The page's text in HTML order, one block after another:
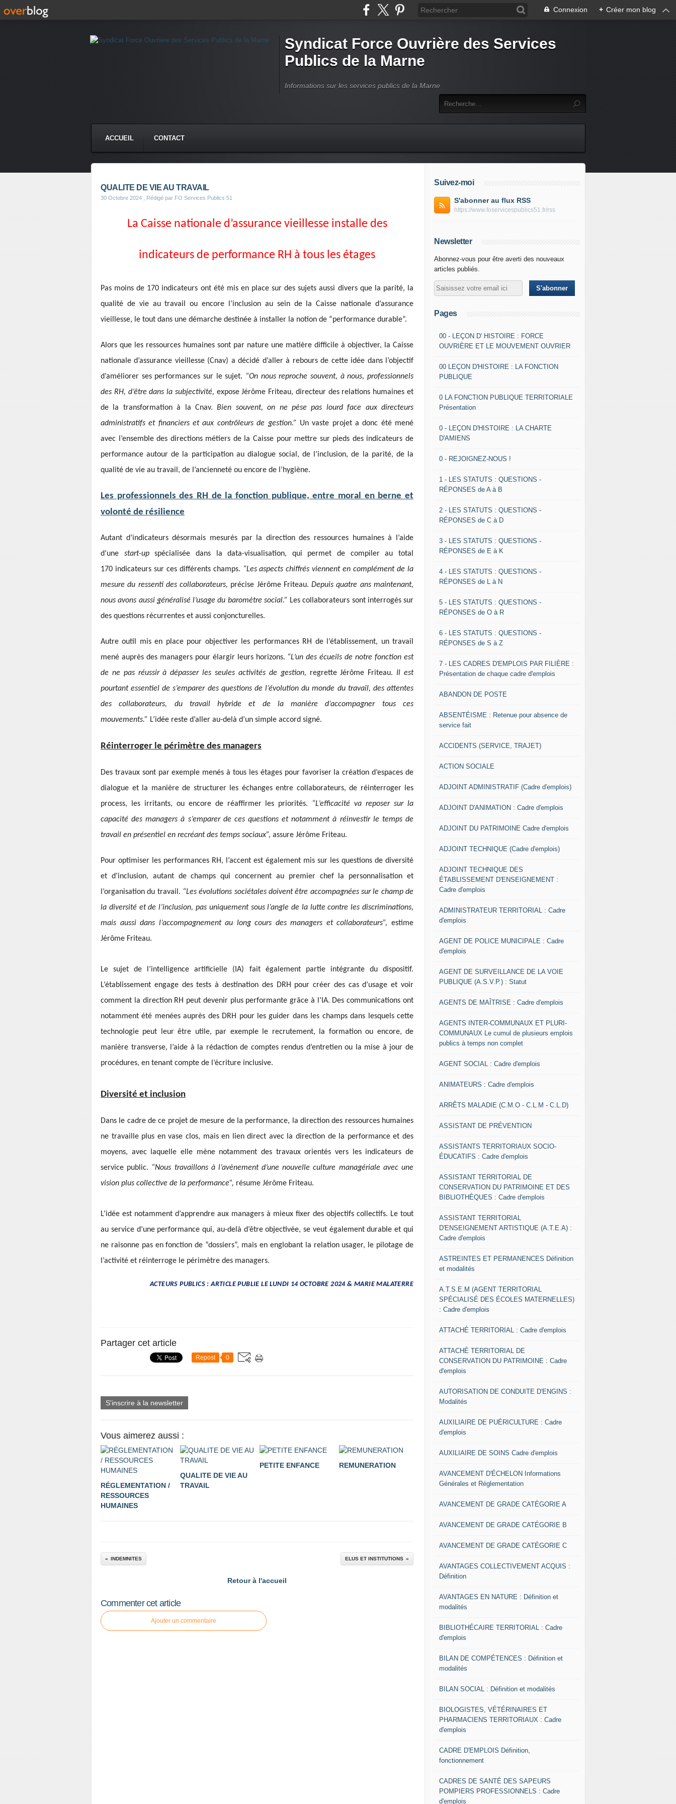
Connexion + Créer mon blog
Syndicat Force Ouvrière des Services
Publics de la Marne
Informations sur les services publics de la Marne
ACCUEIL CONTACT
QUALITE DE VIE AU TRAVAIL
30 Octobre 2024 , Rédigé par FO Services Publics 51
La Caisse nationale d’assurance vieillesse installe des
indicateurs de performance RH à tous les étages
Pas moins de 170 indicateurs ont été mis en place sur des sujets aussi divers que la parité, la
qualité de vie au travail ou encore l’inclusion au sein de la Caisse nationale d’assurance
vieillesse, le tout dans une démarche destinée à installer la notion de “performance durable”.
Alors que les ressources humaines sont par nature une matière difficile à objectiver, la Caisse
nationale d’assurance vieillesse (Cnav) a décidé d’aller à rebours de cette idée dans l’objectif
d’améliorer ses performances sur le sujet. “On nous reproche souvent, à nous, professionnels
des RH, d’être dans la subjectivité, expose Jérôme Friteau, directeur des relations humaines et
de la transformation à la Cnav.Bien souvent, on ne pèse pas lourd face aux directeurs
administratifs et financiers et aux contrôleurs de gestion.” Un vaste projet a donc été mené
avec l’ensemble des directions métiers de la Caisse pour mettre sur pieds des indicateurs de
performance autour de la participation au dialogue social, de l’inclusion, de la parité, de la
qualité de vie au travail, de l’ancienneté ou encore de l’hygiène.
Les professionnels des RH de la fonction publique, entre moral en berne et
volonté de résilience
Autant d’indicateurs désormais mesurés par la direction des ressources humaines à l’aide
d’une start-upspécialisée dans la data-visualisation, qui permet de compiler au total
170 indicateurs sur ces différents champs. “Les aspects chiffrés viennent en complément de la
mesure du ressenti des collaborateurs, précise Jérôme Friteau.Depuis quatre ans maintenant,
nous avons aussi généralisé l’usage du baromètre social.” Les collaborateurs sont interrogés sur
des questions récurrentes et aussi conjoncturelles.
Autre outil mis en place pour objectiver les performances RH de l’établissement, un travail
mené auprès des managers pour élargir leurs horizons. “L’un des écueils de notre fonction est
de ne pas réussir à dépasser les seules activités de gestion, regrette Jérôme Friteau. Il est
pourtant essentiel de s’emparer des questions de l’évolution du monde du travail, des attentes
des collaborateurs, du travail hybride et de la manière d’accompagner tous ces
mouvements.” L’idée reste d’aller au-delà d’un simple accord signé.
Réinterroger le périmètre des managers
Des travaux sont par exemple menés à tous les étages pour favoriser la création d’espaces de
dialogue et la manière de structurer les échanges entre collaborateurs, de réinterroger les
process, les irritants, ou encore de réaffirmer les priorités.
“L’efficacité va reposer sur la
capacité des managers à s’emparer de ces questions et notamment à réinvestir le temps de
travail en présentiel en recréant des temps sociaux”, assure Jérôme Friteau.
Pour optimiser les performances RH, l’accent est également mis sur les questions de diversité
et d’inclusion, autant de champs qui concernent au premier chef la personnalisation et
l’organisation du travail. “Les évolutions sociétales doivent être accompagnées sur le champ de
la diversité et de l’inclusion, pas uniquement sous l’angle de la lutte contre les discriminations,
mais aussi dans l’accompagnement au long cours des managers et collaborateurs”, estime
Jérôme Friteau.
Le sujet de l’intelligence artificielle (IA) fait également partie intégrante du dispositif.
L’établissement engage des tests à destination des DRH pour créer des cas d’usage et voir
comment la direction RH peut devenir plus performante grâce à l’IA. Des communications ont
notamment été menées auprès des DRH pour les guider dans les champs dans lesquels cette
technologie peut leur être utile, par exemple le recrutement, la formation ou encore, de
manière transverse, l’aide à la rédaction de comptes rendus d’entretien ou la mise à jour de
procédures, en tenant compte de l’écriture inclusive.
Diversité et inclusion
Dans le cadre de ce projet de mesure de la performance, la direction des ressources humaines
ne travaille plus en vase clos, mais en lien direct avec la direction de la performance et des
moyens, avec laquelle elle mène notamment des travaux orientés vers les indicateurs de
service public. “Nous travaillons à l’avènement d’une nouvelle culture managériale avec une
vision plus collective de la performance”, résume Jérôme Friteau.
L’idée est notamment d’apprendre aux managers à mieux fixer des objectifs collectifs. Le tout
au service d’une performance qui, au-delà d’être objectivée, se veut également durable et qui
ne raisonne pas en fonction de “dossiers”, mais en englobant la relation usager, le pilotage de
l’activité et réinterroge le périmètre des managers.
ACTEURS PUBLICS : ARTICLE PUBLIE LE LUNDI 14 OCTOBRE 2024 & MARIE MALATERRE
Partager cet article
Repost 0
S'inscrire à la newsletter
Vous aimerez aussi :
RÉGLEMENTATION /
RESSOURCES
HUMAINES
QUALITE DE VIE AU
TRAVAIL
PETITE ENFANCE REMUNERATION
INDEMNITES ELUS ET INSTITUTIONS
Retour à l'accueil
Commenter cet article
Ajouter un commentaire
Suivez-moi
S'abonner au flux RSS
https://www.foservicespublics51.fr/rss
Newsletter
Abonnez-vous pour être averti des nouveaux
articles publiés.
Pages
00 - LEÇON D' HISTOIRE : FORCE
OUVRIÈRE ET LE MOUVEMENT OUVRIER
00 LEÇON D'HISTOIRE : LA FONCTION
PUBLIQUE
0 LA FONCTION PUBLIQUE TERRITORIALE
Présentation
0 - LEÇON D'HISTOIRE : LA CHARTE
D'AMIENS
0 - REJOIGNEZ-NOUS !
1 - LES STATUTS : QUESTIONS -
RÉPONSES de A à B
2 - LES STATUTS : QUESTIONS -
RÉPONSES de C à D
3 - LES STATUTS : QUESTIONS -
RÉPONSES de E à K
4 - LES STATUTS : QUESTIONS -
RÉPONSES de L à N
5 - LES STATUTS : QUESTIONS -
RÉPONSES de O à R
6 - LES STATUTS : QUESTIONS -
RÉPONSES de S à Z
7 - LES CADRES D'EMPLOIS PAR FILIÈRE :
Présentation de chaque cadre d'emplois
ABANDON DE POSTE
ABSENTÉISME : Retenue pour absence de
service fait
ACCIDENTS (SERVICE, TRAJET)
ACTION SOCIALE
ADJOINT ADMINISTRATIF (Cadre d'emplois)
ADJOINT D'ANIMATION : Cadre d'emplois
ADJOINT DU PATRIMOINE Cadre d'emplois
ADJOINT TECHNIQUE (Cadre d'emplois)
ADJOINT TECHNIQUE DES
ÉTABLISSEMENT D'ENSEIGNEMENT :
Cadre d'emplois
ADMINISTRATEUR TERRITORIAL : Cadre
d'emplois
AGENT DE POLICE MUNICIPALE : Cadre
d'emplois
AGENT DE SURVEILLANCE DE LA VOIE
PUBLIQUE (A.S.V.P.) : Statut
AGENTS DE MAÎTRISE : Cadre d'emplois
AGENTS INTER-COMMUNAUX ET PLURI-
COMMUNAUX Le cumul de plusieurs emplois
publics à temps non complet
AGENT SOCIAL : Cadre d'emplois
ANIMATEURS : Cadre d'emplois
ARRÊTS MALADIE (C.M.O - C.L.M - C.L.D)
ASSISTANT DE PRÉVENTION
ASSISTANTS TERRITORIAUX SOCIO-
ÉDUCATIFS : Cadre d'emplois
ASSISTANT TERRITORIAL DE
CONSERVATION DU PATRIMOINE ET DES
BIBLIOTHÈQUES : Cadre d'emplois
ASSISTANT TERRITORIAL
D'ENSEIGNEMENT ARTISTIQUE (A.T.E.A) :
Cadre d'emplois
ASTREINTES ET PERMANENCES Définition
et modalités
A.T.S.E.M (AGENT TERRITORIAL
SPÉCIALISÉ DES ÉCOLES MATERNELLES)
: Cadre d'emplois
ATTACHÉ TERRITORIAL : Cadre d'emplois
ATTACHÉ TERRITORIAL DE
CONSERVATION DU PATRIMOINE : Cadre
d'emplois
AUTORISATION DE CONDUITE D'ENGINS :
Modalités
AUXILIAIRE DE PUÉRICULTURE : Cadre
d'emplois
AUXILIAIRE DE SOINS Cadre d'emplois
AVANCEMENT D'ÉCHELON Informations
Générales et Réglementation
AVANCEMENT DE GRADE CATÉGORIE A
AVANCEMENT DE GRADE CATÉGORIE B
AVANCEMENT DE GRADE CATÉGORIE C
AVANTAGES COLLECTIVEMENT ACQUIS :
Définition
AVANTAGES EN NATURE : Définition et
modalités
BIBLIOTHÉCAIRE TERRITORIAL : Cadre
d'emplois
BILAN DE COMPÉTENCES : Définition et
modalités
BILAN SOCIAL : Définition et modalités
BIOLOGISTES, VÉTÉRINAIRES ET
PHARMACIENS TERRITORIAUX : Cadre
d'emplois
CADRE D'EMPLOIS Définition,
fonctionnement
CADRES DE SANTÉ DES SAPEURS
POMPIERS PROFESSIONNELS : Cadre
d'emplois